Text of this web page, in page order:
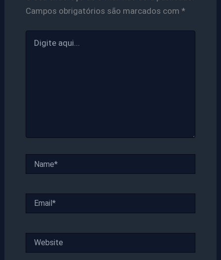
Campos obrigatórios são marcados com *
aqui...